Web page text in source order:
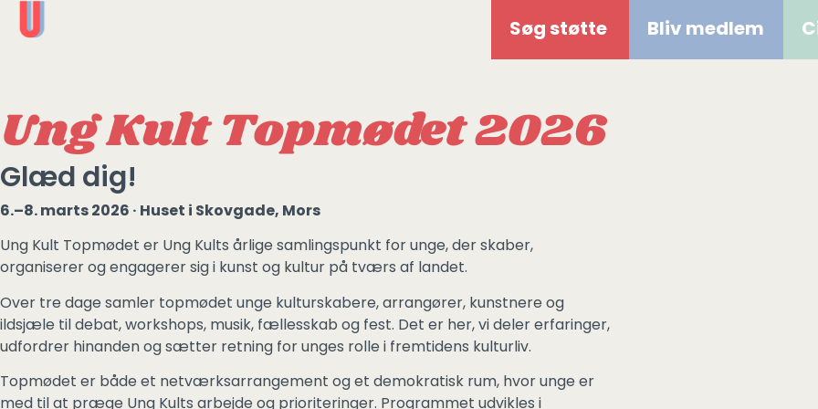
Søg støtte Bliv medlem
Ung Kult Topmødet 2026
Glæd dig!
6.–8. marts 2026 · Huset i Skovgade, Mors
Ung Kult Topmødet er Ung Kults årlige samlingspunkt for unge, der skaber,
organiserer og engagerer sig i kunst og kultur på tværs af landet.
Over tre dage samler topmødet unge kulturskabere, arrangører, kunstnere og
ildsjæle til debat, workshops, musik, fællesskab og fest. Det er her, vi deler erfaringer,
udfordrer hinanden og sætter retning for unges rolle i fremtidens kulturliv.
Topmødet er både et netværksarrangement og et demokratisk rum, hvor unge er
med til at præge Ung Kults arbejde og prioriteringer. Programmet udvikles i